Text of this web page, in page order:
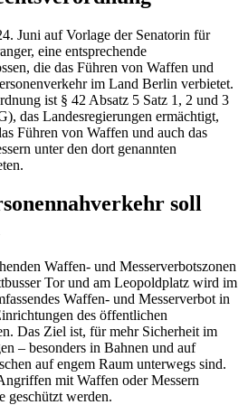
Juni auf Vorlage der Senatorin für
eine entsprechende
die das Führen von Waffen und
im Land Berlin verbietet.
ist § 42 Absatz 5 Satz 1, 2 und 3
das Landesregierungen ermächtigt,
Führen von Waffen und auch das
unter den dort genannten
soll
Waffen- und Messerverbotszonen
Tor und am Leopoldplatz wird im
Waffen- und Messerverbot in
des öffentlichen
Das Ziel ist, für mehr Sicherheit im
– besonders in Bahnen und auf
auf engem Raum unterwegs sind.
mit Waffen oder Messern
geschützt werden.